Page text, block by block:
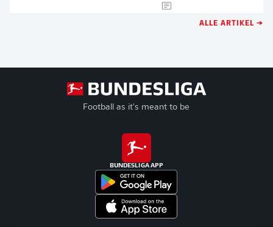
ALLE ARTIKEL →
Football as it's meant to be
BUNDESLIGA APP